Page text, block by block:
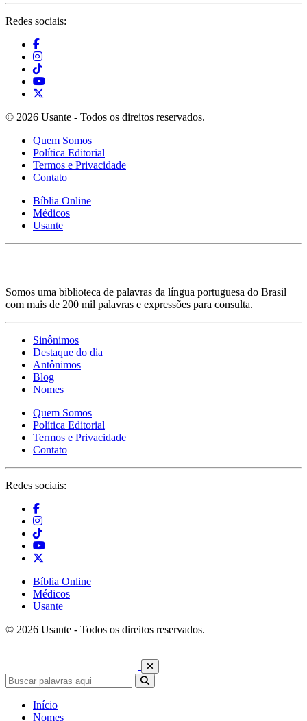
Redes sociais:
© 2026 Usante - Todos os direitos reservados.
Quem Somos
Política Editorial
Termos e Privacidade
Contato
Bíblia Online
Médicos
Usante
Somos uma biblioteca de palavras da língua portuguesa do Brasil
com mais de 200 mil palavras e expressões para consulta.
Sinônimos
Destaque do dia
Antônimos
Blog
Nomes
Quem Somos
Política Editorial
Termos e Privacidade
Contato
Redes sociais:
Bíblia Online
Médicos
Usante
© 2026 Usante - Todos os direitos reservados.
Início
Nomes